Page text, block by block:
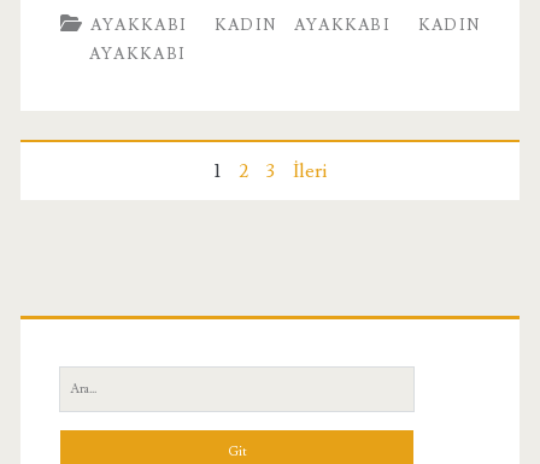
Kadın
190405
AYAKKABI KADIN AYAKKABI
KADIN
AYAKKABI
1 2 3 İleri
Birincil
Yan
Menü
Ara: